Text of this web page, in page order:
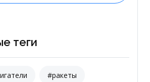
теги
#ракеты